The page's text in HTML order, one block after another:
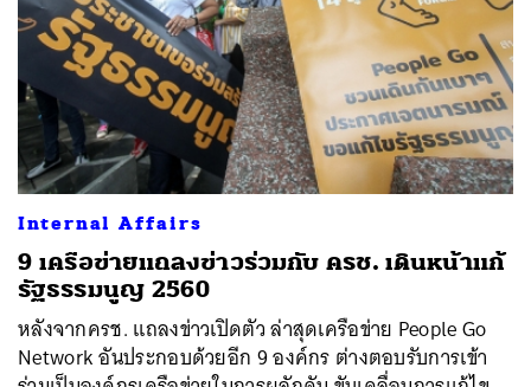
Internal Affairs
9 เครือข่ายแถลงข่าวร่วมกับ ครช. เดินหน้าแก้
รัฐธรรมนูญ 2560
หลังจากครช. แถลงข่าวเปิดตัว ล่าสุดเครือข่าย People Go
Network อันประกอบด้วยอีก 9 องค์กร ต่างตอบรับการเข้า